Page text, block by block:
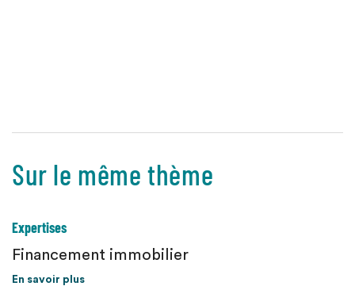
Sur le même thème
Expertises
Financement immobilier
En savoir plus